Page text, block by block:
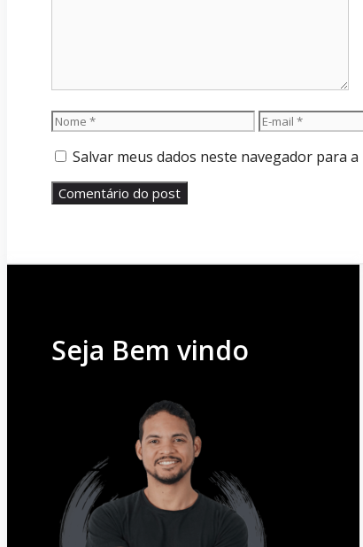
Nome E-mail
Salvar meus dados neste navegador para
Seja Bem vindo